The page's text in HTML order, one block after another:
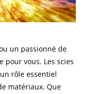
un passionné de
pour vous. Les scies
rôle essentiel
matériaux. Que